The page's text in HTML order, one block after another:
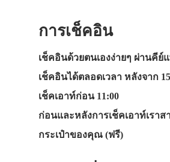
การเช็คอิน
เช็คอินด้วยตนเองง่ายๆ ผ่านคีย์
เช็คอินได้ตลอดเวลา หลังจาก
เช็คเอาท์ก่อน 11:00
ก่อนและหลังการเช็คเอาท์เราส
กระเป๋าของคุณ (ฟรี)